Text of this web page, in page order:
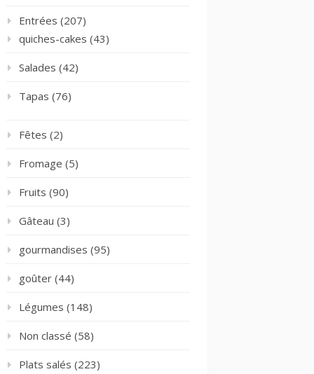
Entrées (207)
quiches-cakes (43)
Salades (42)
Tapas (76)
Fêtes (2)
Fromage (5)
Fruits (90)
Gâteau (3)
gourmandises (95)
goûter (44)
Légumes (148)
Non classé (58)
Plats salés (223)